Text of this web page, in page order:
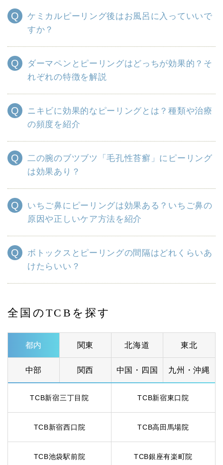
ケミカルピーリング後はお風呂に入っていいで
すか？
ダーマペンとピーリングはどっちが効果的？そ
れぞれの特徴を解説
ニキビに効果的なピーリングとは？種類や治療
の頻度を紹介
二の腕のブツブツ「毛孔性苔癬」にピーリング
は効果あり？
いちご鼻にピーリングは効果ある？いちご鼻の
原因や正しいケア方法を紹介
ボトックスとピーリングの間隔はどれくらいあ
けたらいい？
全国のTCBを探す
都内 関東 北海道 東北
中部 関西 中国・四国 九州・沖縄
TCB新宿三丁目院 TCB新宿東口院
TCB新宿西口院 TCB高田馬場院
TCB池袋駅前院 TCB銀座有楽町院